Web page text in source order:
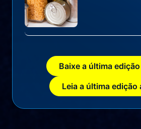
Baixe a última
Leia a última edição